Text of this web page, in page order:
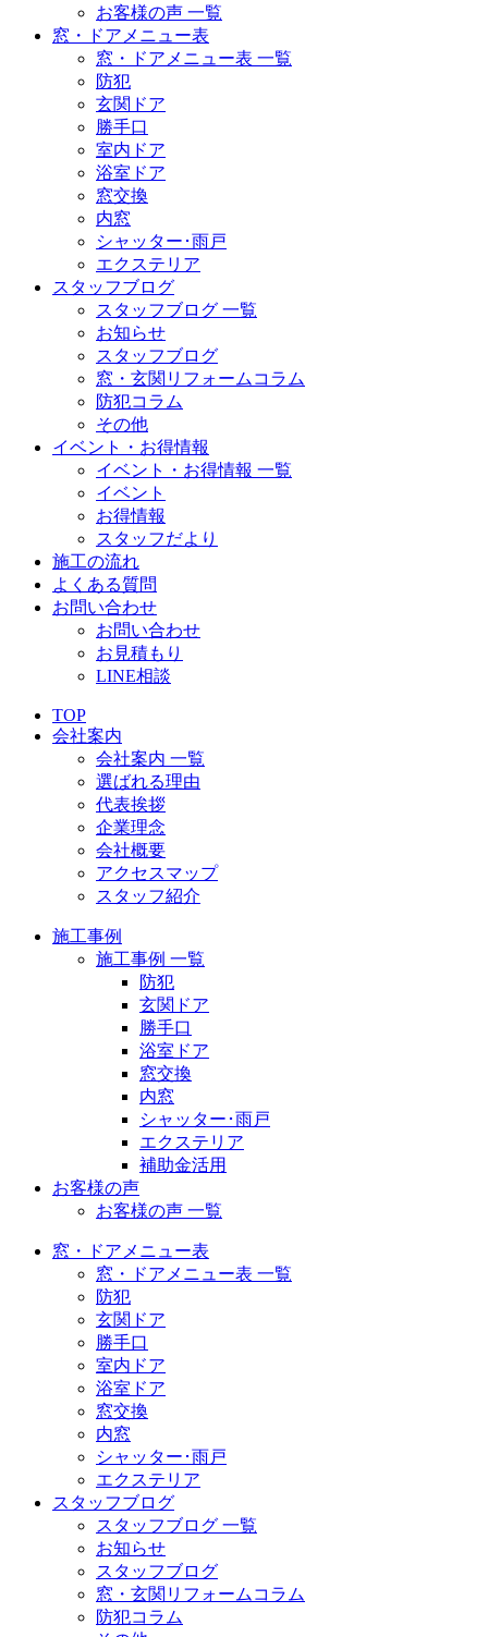
お客様の声 一覧
窓・ドアメニュー表
窓・ドアメニュー表 一覧
防犯
玄関ドア
勝手口
室内ドア
浴室ドア
窓交換
内窓
シャッター･雨戸
エクステリア
スタッフブログ
スタッフブログ 一覧
お知らせ
スタッフブログ
窓・玄関リフォームコラム
防犯コラム
その他
イベント・お得情報
イベント・お得情報 一覧
イベント
お得情報
スタッフだより
施工の流れ
よくある質問
お問い合わせ
お問い合わせ
お見積もり
LINE相談
TOP
会社案内
会社案内 一覧
選ばれる理由
代表挨拶
企業理念
会社概要
アクセスマップ
スタッフ紹介
施工事例
施工事例 一覧
防犯
玄関ドア
勝手口
浴室ドア
窓交換
内窓
シャッター･雨戸
エクステリア
補助金活用
お客様の声
お客様の声 一覧
窓・ドアメニュー表
窓・ドアメニュー表 一覧
防犯
玄関ドア
勝手口
室内ドア
浴室ドア
窓交換
内窓
シャッター･雨戸
エクステリア
スタッフブログ
スタッフブログ 一覧
お知らせ
スタッフブログ
窓・玄関リフォームコラム
防犯コラム